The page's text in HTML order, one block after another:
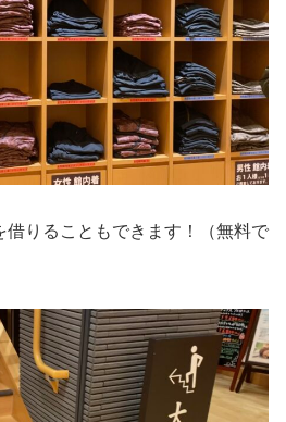
借りることもできます！（無料で